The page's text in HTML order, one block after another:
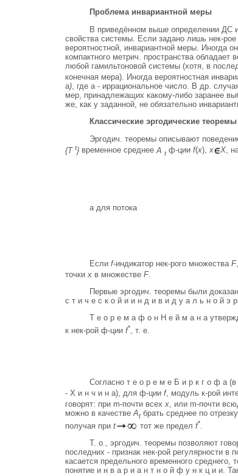
Проблема инвариантной меры
В приведённом выше определении ДС
свойства системы. Если задано лишь нек-
вероятностной, инвариантной меры. Иногда
компактного метрич. пространства обладает
любой гамильтоновой системы (хотя, в
конечная мера). Иногда вероятностная
a) , где a - иррациональное число. В др.
мер, принадлежащих какому-либо заранее
же, как у заданной, не обязательно
Классические эргодические
Эргодич. теоремы описывают
{Т t} временное среднее A tф-ции f(x),x X,
а для потока
Если f-индикатор нек-рого множества F
точки х в множестве F.
Первые эргодич. теоремы были
с т и ч е с к о й и и н д и в и д у а л ь н о й э
Т е о р е м а ф о н Н е й м а н а
к нек-рой ф-ции f*, т. е.
Согласно т е о р е м е Б и р к г о ф а
- Х и н ч и н а), для ф-ции f, модуль к-рой
говорят: при m-почти всехх, или m-почти
можно в качествеAtбрать среднее по
получая при t тот же предел f*.
Т. о., эргодич. теоремы позволяют
последних - признак нек-рой регулярности в
касается предельного временного
понятие и н в а р и а н т н о й ф у н к ц и и.